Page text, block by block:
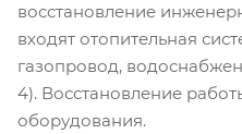
восстановление
входят отопительная
газопровод,
4). Восстановление
оборудования.